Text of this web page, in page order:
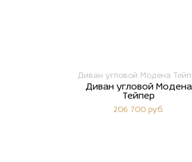
Диван угловой Модена
Диван угловой Модена
Тейпер
206 700 руб.